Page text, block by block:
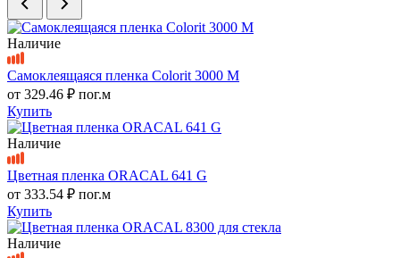
Наличие
Самоклеящаяся пленка Colorit 3000 M
от 329.46 ₽ пог.м
Купить
Наличие
Цветная пленка ORACAL 641 G
от 333.54 ₽ пог.м
Купить
Наличие